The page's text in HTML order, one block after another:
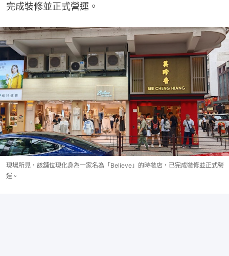
完成裝修並正式營運。
現場所見，該舖位現化身為一家名為「Believe」的時裝店，已完成裝修並正式營
運。